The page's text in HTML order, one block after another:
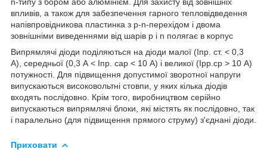
впливів, а також для забезпечення гарного тепловідведення
напівпровідникова пластинка з р-n-перехідом і двома
зовнішніми виведеннями від шарів p і n полягає в корпус
Випрямлячі діоди поділяються на діоди малої (Iпр. ст. < 0,3
А), середньої (0,3 А < Iпр. сар < 10 А) і великої (Ipp.ср > 10 А)
потужності. Для підвищення допустимої зворотної напруги
випускаються високовольтні стовпи, у яких кілька діодів
входять послідовно. Крім того, виробництвом серійно
випускаються випрямлячі блоки, які містять як послідовно, так
і паралельно (для підвищення прямого струму) з'єднані діоди.
Приховати